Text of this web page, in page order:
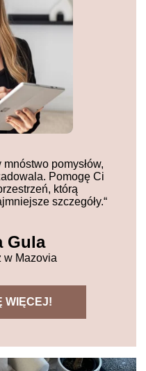
pomysłów,
Pomogę Ci
którą
szczegóły.“
WIĘCEJ!
Gula
w Mazovia